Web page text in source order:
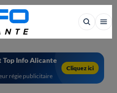
Top Info Alicante
régie publicitaire
Cliquez ici